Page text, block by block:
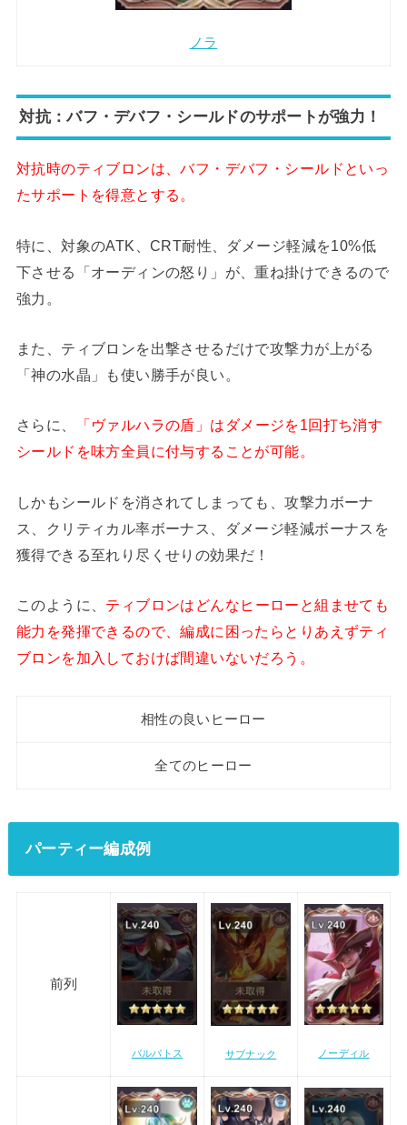
ノラ
対抗：バフ・デバフ・シールドのサポートが強力！
対抗時のティブロンは、バフ・デバフ・シールドといっ
たサポートを得意とする。
特に、対象のATK、CRT耐性、ダメージ軽減を10%低
下させる「オーディンの怒り」が、重ね掛けできるので
強力。
また、ティブロンを出撃させるだけで攻撃力が上がる
「神の水晶」も使い勝手が良い。
さらに、
「ヴァルハラの盾」はダメージを1回打ち消す
シールドを味方全員に付与することが可能。
しかもシールドを消されてしまっても、攻撃力ボーナ
ス、クリティカル率ボーナス、ダメージ軽減ボーナスを
獲得できる至れり尽くせりの効果だ！
このように、 ティブロンはどんなヒーローと組ませても
能力を発揮できるので、編成に困ったらとりあえずティ
ブロンを加入しておけば間違いないだろう。
相性の良いヒーロー
全てのヒーロー
パーティー編成例
前列
バルバトス サブナック ノーディル